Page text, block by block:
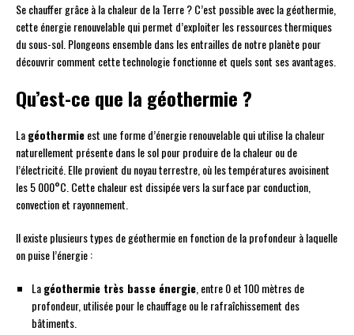
Se chauffer grâce à la chaleur de la Terre ? C’est possible avec la géothermie,
cette énergie renouvelable qui permet d’exploiter les ressources thermiques
du sous-sol. Plongeons ensemble dans les entrailles de notre planète pour
découvrir comment cette technologie fonctionne et quels sont ses avantages.
Qu’est-ce que la géothermie ?
Lagéothermieest une forme d’énergie renouvelable qui utilise la chaleur
naturellement présente dans le sol pour produire de la chaleur ou de
l’électricité. Elle provient du noyau terrestre, où les températures avoisinent
les 5 000°C. Cette chaleur est dissipée vers la surface par conduction,
convection et rayonnement.
Il existe plusieurs types de géothermie en fonction de la profondeur à laquelle
on puise l’énergie :
Lagéothermie très basse énergie, entre 0 et 100 mètres de
profondeur, utilisée pour le chauffage ou le rafraîchissement des
bâtiments.